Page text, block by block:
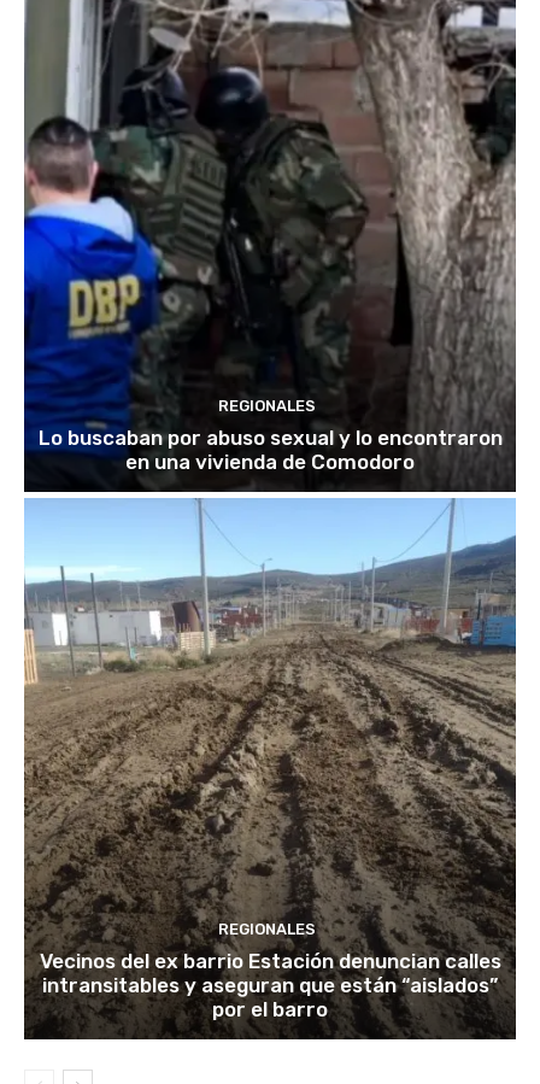
REGIONALES
Lo buscaban por abuso sexual y lo encontraron
en una vivienda de Comodoro
REGIONALES
Vecinos del ex barrio Estación denuncian calles
intransitables y aseguran que están “aislados”
por el barro